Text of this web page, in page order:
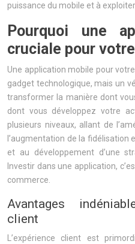
puissance du mobile et à
Pourquoi une
cruciale pour
Une application mobile pour
gadget technologique, mais un
transformer la manière dont
dont vous développez votre
plusieurs niveaux, allant de
l’augmentation de la
et au développement d’une
Investir dans une application,
commerce.
Avantages
client
L’expérience client est